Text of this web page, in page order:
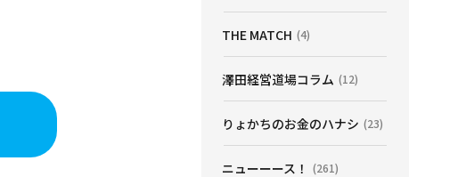
THE MATCH (4)
澤田経営道場コラム (12)
りょかちのお金のハナシ (23)
ニューーース！ (261)